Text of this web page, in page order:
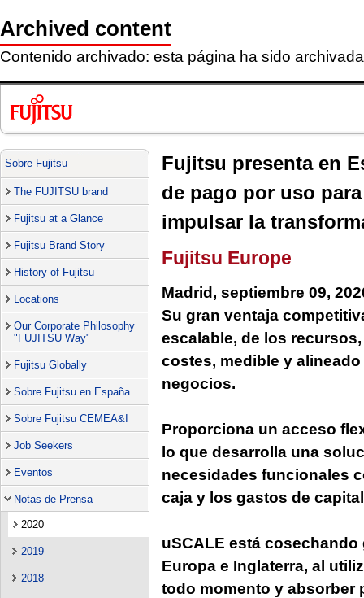
Archived content
Contenido archivado: esta página ha sido
Sobre Fujitsu
The FUJITSU brand
Fujitsu at a Glance
Fujitsu Brand Story
History of Fujitsu
Locations
Our Corporate Philosophy
"FUJITSU Way"
Fujitsu Globally
Sobre Fujitsu en España
Sobre Fujitsu CEMEA&I
Job Seekers
Eventos
Notas de Prensa
2020
2019
2018
Fujitsu presenta en
de pago por uso
impulsar la
Fujitsu Europe
Madrid, septiembre 09,
Su gran ventaja
escalable, de los
costes, medible y
negocios.
Proporciona un acceso
lo que desarrolla una
necesidades funcionales
caja y los gastos de
uSCALE está
Europa e Inglaterra, al
todo momento y absorber